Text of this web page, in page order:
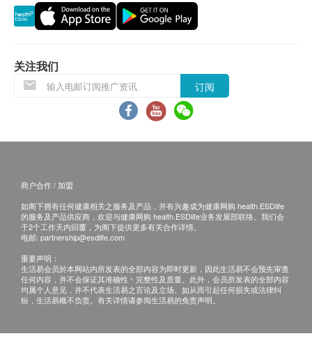
关注我们
订阅
商户合作 / 加盟
如阁下拥有任何健康相关之服务及产品，并有兴趣成为健康网购 health.ESDlife
的服务及产品供应商，欢迎与健康网购 health.ESDlife业务发展部联络。我们会
于2个工作天内回覆，为阁下提供更多有关合作详情。
电邮: partnership@esdlife.com
重要声明：
生活易会员於本网站内所发表的全部内容为即时更新，因此生活易不会预先审查
任何内容，并不会保证其准确性丶完整性及质量。此外，会员所发表的全部内容
均属个人意见，并不代表生活易之言论及立场。如从而引起任何损失或法律纠
纷，生活易概不负责。有关详情请参阅生活易的免责声明。